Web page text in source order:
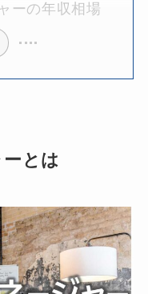
ーの年収相場
とは